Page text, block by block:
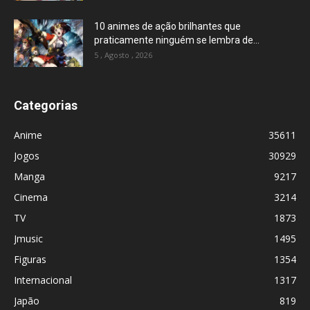
10 animes de ação brilhantes que
praticamente ninguém se lembra de...
5 , Agosto , 2026
Categorias
Anime
35611
Jogos
30929
Manga
9217
Cinema
3214
TV
1873
Jmusic
1495
Figuras
1354
Internacional
1317
Japão
819